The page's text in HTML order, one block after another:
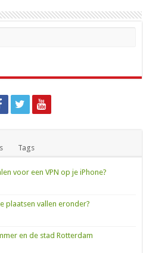
Tags
voor een VPN op je iPhone?
plaatsen vallen eronder?
en de stad Rotterdam